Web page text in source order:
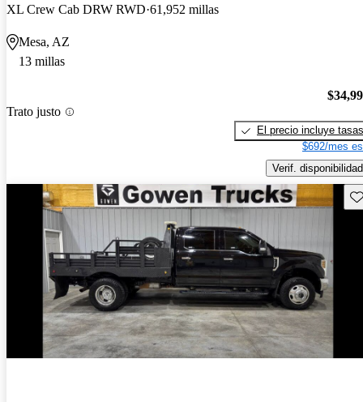
XL Crew Cab DRW RWD 61,952 millas
Mesa, AZ
13 millas
Trato justo
El precio incluye tasas
$692/mes
Verif. disponibilidad